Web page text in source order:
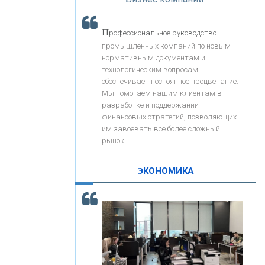
«РОСЕВРОБАНК»
«ПРЕСС-СЛУЖБА ВТБ24»
«АВТОГРАДБАНК»
КОНТАКТЫ
«Интервью»
Скорость - один из главных трендов в
кредитовании бизнеса - «Интервью»
Профессиональное руководство
промышленных компаний по новым
нормативным документам и
технологическим вопросам
обеспечивает постоянное процветание.
Мы помогаем нашим клиентам в
разработке и поддержании
финансовых стратегий, позволяющих
им завоевать все более сложный
рынок.
ЭКОНОМИКА